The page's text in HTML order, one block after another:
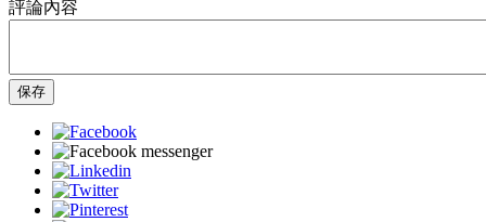
評論內容
保存